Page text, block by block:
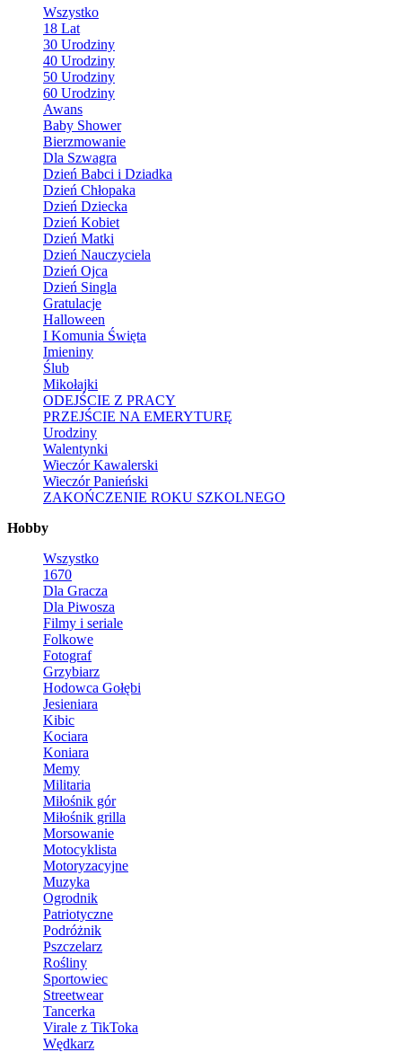
Wszystko
18 Lat
30 Urodziny
40 Urodziny
50 Urodziny
60 Urodziny
Awans
Baby Shower
Bierzmowanie
Dla Szwagra
Dzień Babci i Dziadka
Dzień Chłopaka
Dzień Dziecka
Dzień Kobiet
Dzień Matki
Dzień Nauczyciela
Dzień Ojca
Dzień Singla
Gratulacje
Halloween
I Komunia Święta
Imieniny
Ślub
Mikołajki
ODEJŚCIE Z PRACY
PRZEJŚCIE NA EMERYTURĘ
Urodziny
Walentynki
Wieczór Kawalerski
Wieczór Panieński
ZAKOŃCZENIE ROKU SZKOLNEGO
Hobby
Wszystko
1670
Dla Gracza
Dla Piwosza
Filmy i seriale
Folkowe
Fotograf
Grzybiarz
Hodowca Gołębi
Jesieniara
Kibic
Kociara
Koniara
Memy
Militaria
Miłośnik gór
Miłośnik grilla
Morsowanie
Motocyklista
Motoryzacyjne
Muzyka
Ogrodnik
Patriotyczne
Podróżnik
Pszczelarz
Rośliny
Sportowiec
Streetwear
Tancerka
Virale z TikToka
Wędkarz